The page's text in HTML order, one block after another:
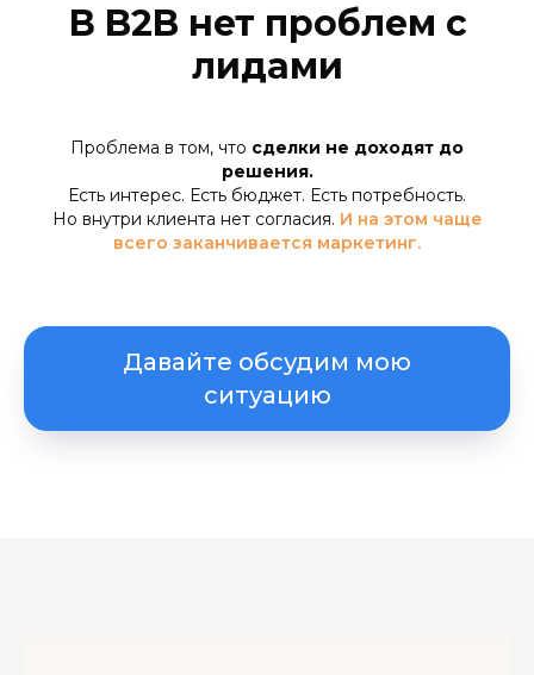
В B2B нет проблем с
лидами
Проблема в том, что сделки не доходят до
решения.
Есть интерес. Есть бюджет. Есть потребность.
Но внутри клиента нет согласия. И на этом чаще
всего заканчивается маркетинг.
Давайте обсудим мою
ситуацию